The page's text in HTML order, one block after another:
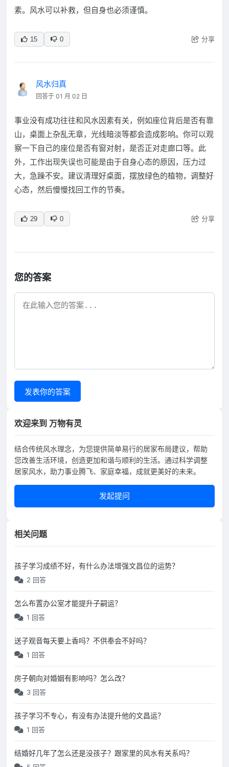
素。风水可以补救，但自身也必须谨慎。
15 0 分享
风水归真
回答于 01 月 02 日
事业没有成功往往和风水因素有关，例如座位背后是否有靠
山，桌面上杂乱无章，光线暗淡等都会造成影响。你可以观
察一下自己的座位是否有窗对射，是否正对走廊口等。此
外，工作出现失误也可能是由于自身心态的原因，压力过
大，急躁不安。建议清理好桌面，摆放绿色的植物，调整好
心态，然后慢慢找回工作的节奏。
29 0 分享
您的答案
发表你的答案
欢迎来到 万物有灵
结合传统风水理念，为您提供简单易行的居家布局建议，帮助
您改善生活环境，创造更加和谐与顺利的生活。通过科学调整
居家风水，助力事业腾飞、家庭幸福，成就更美好的未来。
发起提问
相关问题
孩子学习成绩不好，有什么办法增强文昌位的运势？
2 回答
怎么布置办公室才能提升子嗣运？
1 回答
送子观音每天要上香吗？不供奉会不好吗？
1 回答
房子朝向对婚姻有影响吗？怎么改？
3 回答
孩子学习不专心，有没有办法提升他的文昌运？
1 回答
结婚好几年了怎么还是没孩子？跟家里的风水有关系吗？